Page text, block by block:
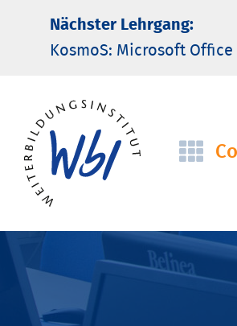
Nächster Lehrgang:
KosmoS: Microsoft